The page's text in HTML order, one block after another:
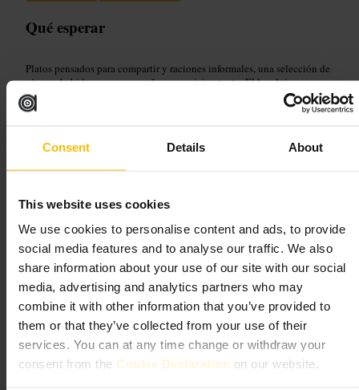
Consent Details About
This website uses cookies
We use cookies to personalise content and ads, to provide
social media features and to analyse our traffic. We also
share information about your use of our site with our social
media, advertising and analytics partners who may
combine it with other information that you’ve provided to
them or that they’ve collected from your use of their
services. You can at any time change or withdraw your
consent from the Cookie Declaration on our website.
Qué esperar
Platos pensados para compartir y raciones informales, una selección de
vinos y bebidas para acompañar, y servicio atento. El local tiene mesas
cercanas, ambiente conversador y música de fondo. Es apto para
familias, parejas y grupos de amigos.
Planifica tu visita
compartir si vais en grupo. Si viajas con niños, pide una mesa algo
de la tarde.
https://camino.uk.com/restaurant/kings-cross/?utm_source=google
&utm_medium=local&utm_campaign=kingscross
290 - 292 Pentonville Rd, London N1 9NR, UK
GA KINGSX
Restauración y bebidas
Restaurante